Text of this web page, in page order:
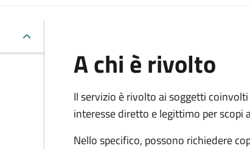
A chi è rivolto
Il servizio è rivolto ai soggetti
interesse diretto e legittimo per scopi
Nello specifico, possono richiedere